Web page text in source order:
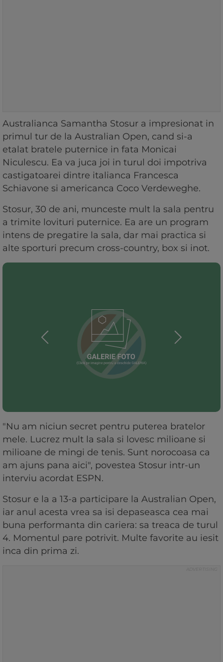
Australianca Samantha Stosur a impresionat in
primul tur de la Australian Open, cand si-a
etalat bratele puternice in fata Monicai
Niculescu. Ea va juca joi in turul doi impotriva
castigatoarei dintre italianca Francesca
Schiavone si americanca Coco Verdeweghe.
Stosur, 30 de ani, munceste mult la sala pentru
a trimite lovituri puternice. Ea are un program
intens de pregatire la sala, dar mai practica si
alte sporturi precum cross-country, box si inot.
"Nu am niciun secret pentru puterea bratelor
mele. Lucrez mult la sala si lovesc milioane si
milioane de mingi de tenis. Sunt norocoasa ca
am ajuns pana aici", povestea Stosur intr-un
interviu acordat ESPN.
Stosur e la a 13-a participare la Australian Open,
iar anul acesta vrea sa isi depaseasca cea mai
buna performanta din cariera: sa treaca de turul
4. Momentul pare potrivit. Multe favorite au iesit
inca din prima zi.